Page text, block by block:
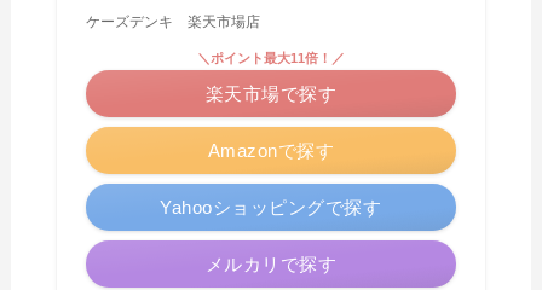
ケーズデンキ 楽天市場店
Amazonで探す
＼ポイント最大11倍！／
楽天市場で探す
Yahooショッピングで探す
メルカリで探す